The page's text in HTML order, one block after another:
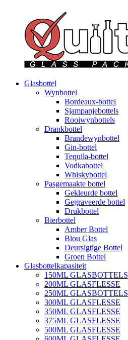
Glasbottel
Wynbottel
Bordeaux-bottel
Sjampanjebottels
Rooiwynbottels
Drankbottel
Brandewynbottel
Gin-bottel
Tequila-bottel
Vodkabottel
Whiskybottel
Pasgemaakte bottel
Gekleurde bottel
Gegraveerde bottel
Drukbottel
Bierbottel
Amber Bottel
Blou Glas
Deursigtige Bottel
Groen Bottel
Glasbottelkapasiteit
150ML GLASBOTTELS
200ML GLASFLESSE
250ML GLASBOTTELS
300ML GLASFLESSE
350ML GLASFLESSE
375ML GLASFLESSE
500ML GLASFLESSE